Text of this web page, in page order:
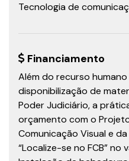
Tecnologia de
Financiamento
Além do recurso
disponibilização de
Poder Judiciário, a
orçamento com o
Comunicação Visual e
“Localize-se no FCB” no